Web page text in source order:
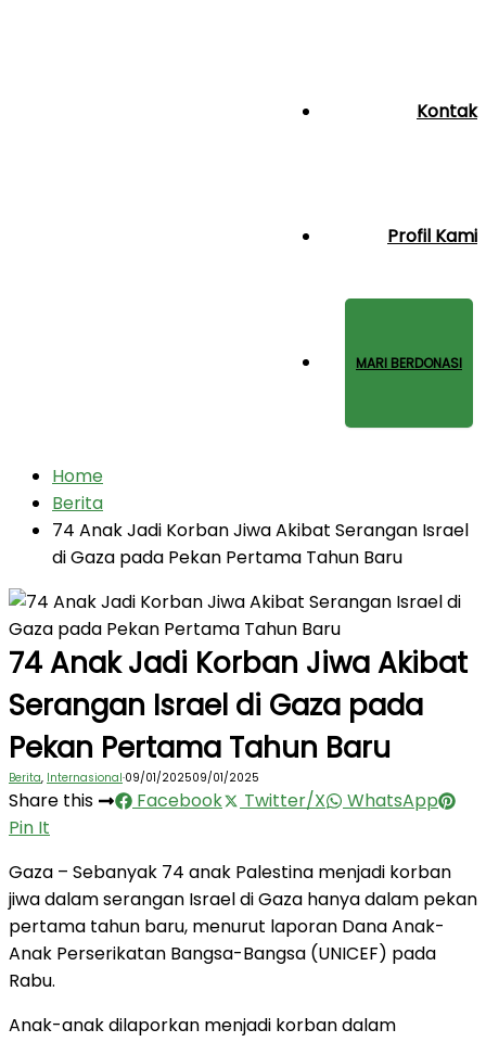
Kontak
Profil Kami
MARI BERDONASI
Home
Berita
74 Anak Jadi Korban Jiwa Akibat Serangan Israel
di Gaza pada Pekan Pertama Tahun Baru
74 Anak Jadi Korban Jiwa Akibat
Serangan Israel di Gaza pada
Pekan Pertama Tahun Baru
Berita, Internasional·09/01/202509/01/2025
Share this Facebook Twitter/X
WhatsApp
Pin It
Gaza – Sebanyak 74 anak Palestina menjadi korban
jiwa dalam serangan Israel di Gaza hanya dalam pekan
pertama tahun baru, menurut laporan Dana Anak-
Anak Perserikatan Bangsa-Bangsa (UNICEF) pada
Rabu.
Anak-anak dilaporkan menjadi korban dalam